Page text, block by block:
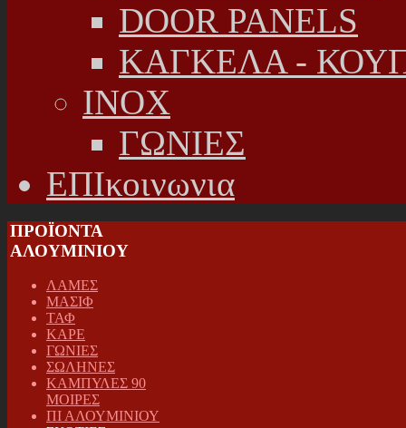
DOOR PANELS
ΚΑΓΚΕΛΑ -
INOX
ΓΩΝΙΕΣ
ΕΠΙκοινωνια
ΠΡΟΪΟΝΤΑ
ΑΛΟΥΜΙΝΙΟΥ
ΛΑΜΕΣ
ΜΑΣΙΦ
ΤΑΦ
ΚΑΡΕ
ΓΩΝΙΕΣ
ΣΩΛΗΝΕΣ
ΚΑΜΠΥΛΕΣ 90
ΜΟΙΡΕΣ
ΠΙ ΑΛΟΥΜΙΝΙΟΥ